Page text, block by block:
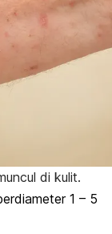
di kulit.
1 – 5